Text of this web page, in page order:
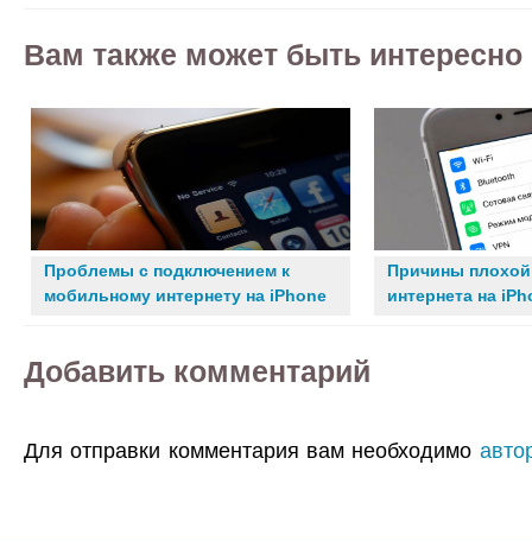
Вам также может быть интересно
Проблемы с подключением к
мобильному интернету на iPhone
Причины
интернета на
Добавить комментарий
Для отправки комментария вам необходимо